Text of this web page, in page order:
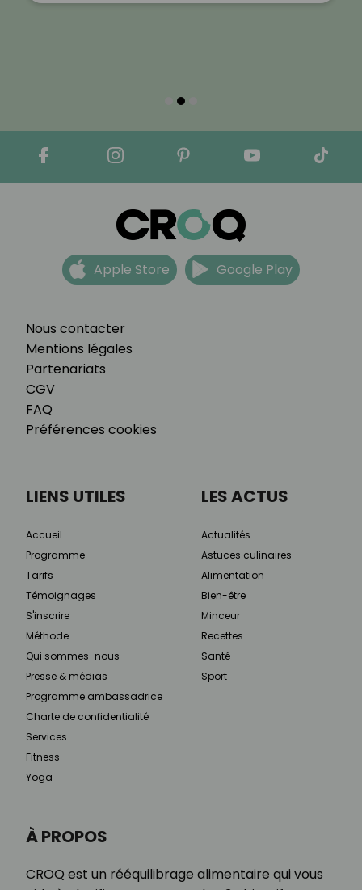
Nous contacter
Mentions légales
Partenariats
CGV
FAQ
Préférences cookies
Apple Store Google Play
À PROPOS
CROQ est un rééquilibrage alimentaire qui vous
LIENS UTILES
Accueil
Programme
Tarifs
Témoignages
S'inscrire
Méthode
Qui sommes-nous
Presse & médias
Programme ambassadrice
Charte de confidentialité
Services
Fitness
Yoga
LES ACTUS
Actualités
Astuces culinaires
Alimentation
Bien-être
Minceur
Recettes
Santé
Sport